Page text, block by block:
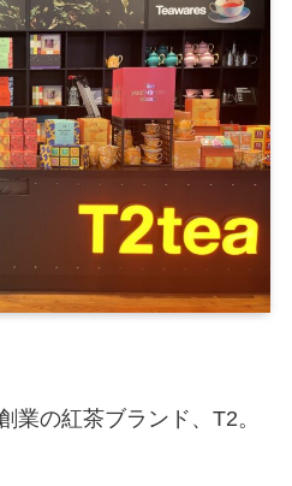
業の紅茶ブランド、T2。